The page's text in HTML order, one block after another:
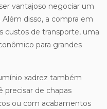
vantajoso negociar um
disso, a compra em
custos de transporte, uma
para grandes
xadrez também
precisar de chapas
ou com acabamentos